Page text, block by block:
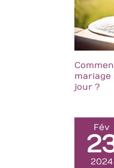
jour ?
Fév
2024